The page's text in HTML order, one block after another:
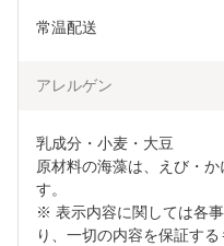
常温配送
アレルゲン
乳成分・小麦・大豆
原材料の海藻は、えび・
す。
※ 表示内容に関しては各
り、一切の内容を保証する